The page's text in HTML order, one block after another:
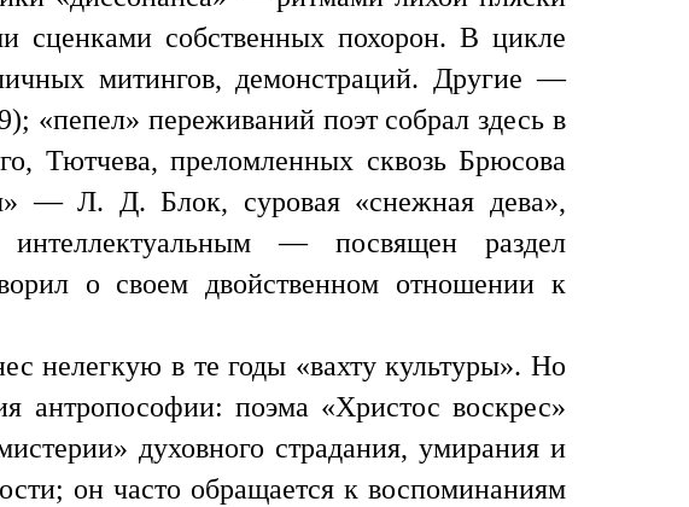
сценками собственных похорон. В цикле
митингов, демонстраций. Другие —
переживаний поэт собрал здесь в
Тютчева, преломленных сквозь Брюсова
— Л. Д. Блок, суровая «снежная дева»,
— посвящен раздел
о своем двойственном отношении к
нелегкую в те годы «вахту культуры». Но
антропософии: поэма «Христос воскрес»
духовного страдания, умирания и
он часто обращается к воспоминаниям